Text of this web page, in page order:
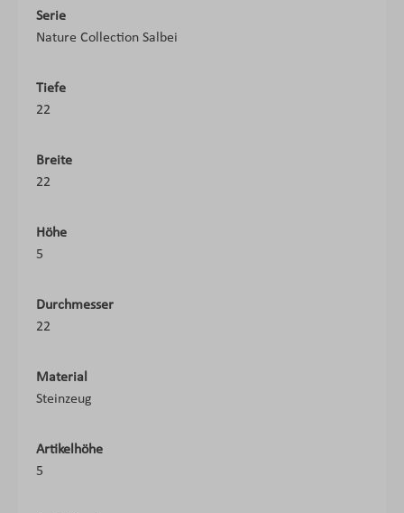
Serie
Nature Collection Salbei
Tiefe
22
Breite
22
Höhe
5
Durchmesser
22
Material
Steinzeug
Artikelhöhe
5